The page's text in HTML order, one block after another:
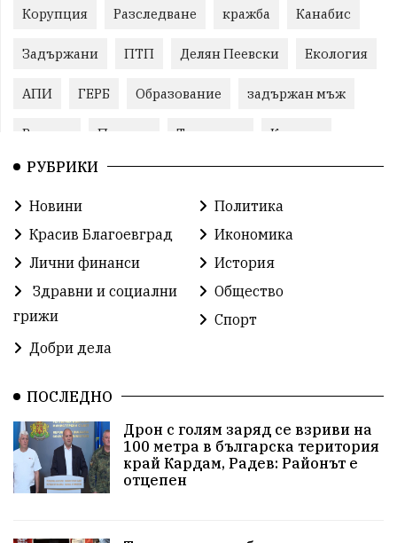
Корупция Разследване кражба Канабис
Задържани ПТП Делян Пеевски Екология
АПИ ГЕРБ Образование задържан мъж
Ремонт Пожари Традиции Култура
Илияна Йотова
Прокуратура Бойко Борисов
Методи Байкушев
Министерски съвет Избори Икономика
#Земеделие Красива България АМ Струма
Белица РСПБЗН
РУБРИКИ
Новини
Политика
Красив Благоевград
Икономика
Лични финанси
История
Здравни и социални
грижи
Общество
Спорт
Добри дела
ПОСЛЕДНО
Дрон с голям заряд се взриви на
100 метра в българска територия
край Кардам, Радев: Районът е
отцепен